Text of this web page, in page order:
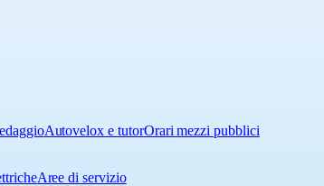
Autovelox e tutorOrari mezzi pubblici
Aree di servizio